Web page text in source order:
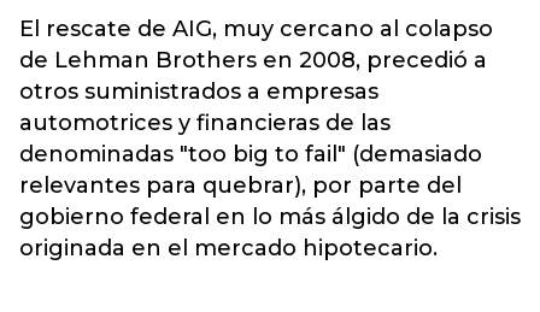
El rescate de AIG, muy cercano al colapso
de Lehman Brothers en 2008, precedió a
otros suministrados a empresas
automotrices y financieras de las
denominadas "too big to fail" (demasiado
relevantes para quebrar), por parte del
gobierno federal en lo más álgido de la crisis
originada en el mercado hipotecario.